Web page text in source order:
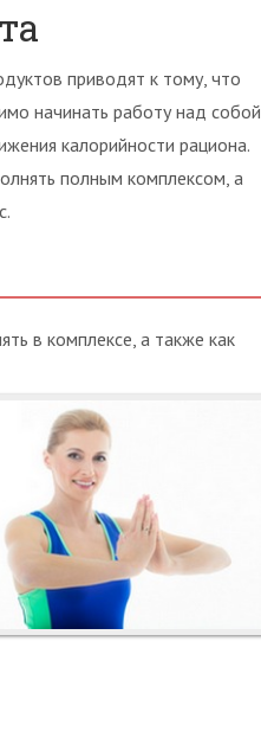
приводят к тому, что
начинать работу над собой
калорийности рациона.
полным комплексом, а
в комплексе, а также как